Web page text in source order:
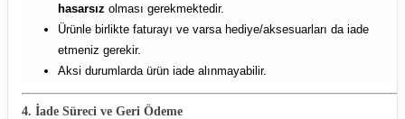
hasarsız olması gerekmektedir.
Ürünle birlikte faturayı ve varsa hediye/aksesuarları da iade
etmeniz gerekir.
Aksi durumlarda ürün iade alınmayabilir.
4. İade Süreci ve Geri Ödeme